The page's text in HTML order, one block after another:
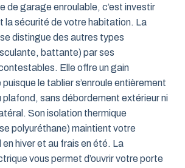
de garage enroulable, c’est investir
la sécurité de votre habitation. La
distingue des autres types
battante) par ses
Elle offre un gain
puisque le tablier s’enroule entièrement
plafond, sans débordement extérieur ni
Son isolation thermique
polyuréthane) maintient votre
hiver et au frais en été. La
vous permet d’ouvrir votre porte